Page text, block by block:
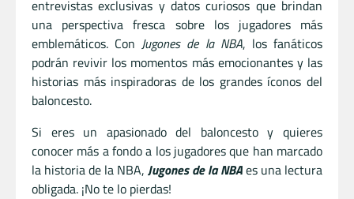
entrevistas exclusivas y datos curiosos que brindan
una perspectiva fresca sobre los jugadores más
emblemáticos. Con Jugones de la NBA, los fanáticos
podrán revivir los momentos más emocionantes y las
historias más inspiradoras de los grandes íconos del
baloncesto.
Si eres un apasionado del baloncesto y quieres
conocer más a fondo a los jugadores que han marcado
la historia de la NBA, Jugones de la NBAes una lectura
obligada. ¡No te lo pierdas!